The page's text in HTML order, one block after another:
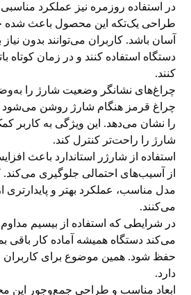
در استفاده روزمره نیز عملکرد مناسبی
طراحی یک‌تکه این محصول باعث شده
آسان باشد. کاربران می‌توانند بدون
دستگاه استفاده کنند و در زمان کوتاه
کنند.
چراغ‌های نشانگر وضعیت شارژ را
چراغ قرمز هنگام شارژ روشن می‌شود
را نشان می‌دهد. این ویژگی به کاربر
شارژ را راحت‌تر کنترل کند.
استفاده از شارژر استاندارد باعث
از آسیب‌های احتمالی جلوگیری می‌کند.
مدل مناسب، عملکرد بهتر و پایدارتری
می‌کنند.
در شرایطی که استفاده از بیسیم
می‌کند دستگاه همیشه آماده کار باقی
حفظ شود. همین موضوع برای کاربران
دارد.
ابعاد مناسب و طراحی جمع‌وجور